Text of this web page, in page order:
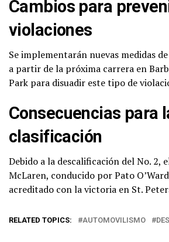
Cambios para
violaciones
Se implementarán nuevas medidas
a partir de la próxima carrera en
Park para disuadir este tipo de
Consecuencias para
clasificación
Debido a la descalificación del No. 2,
McLaren, conducido por Pato
acreditado con la victoria en St.
RELATED TOPICS: AUTOMOVILISMO